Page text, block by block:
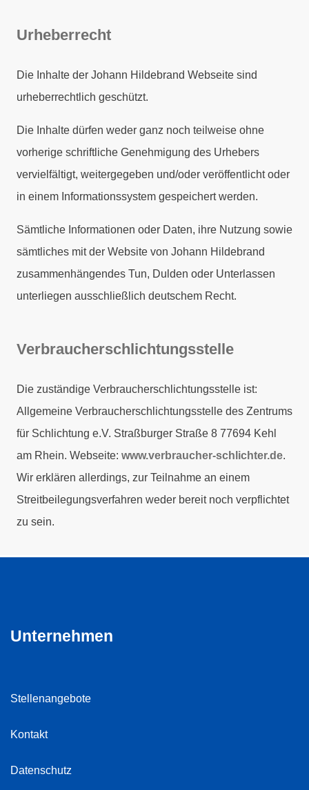
Urheberrecht
Die Inhalte der Johann Hildebrand Webseite sind
urheberrechtlich geschützt.
Die Inhalte dürfen weder ganz noch teilweise ohne
vorherige schriftliche Genehmigung des Urhebers
vervielfältigt, weitergegeben und/oder veröffentlicht oder
in einem Informationssystem gespeichert werden.
Sämtliche Informationen oder Daten, ihre Nutzung sowie
sämtliches mit der Website von Johann Hildebrand
zusammenhängendes Tun, Dulden oder Unterlassen
unterliegen ausschließlich deutschem Recht.
Verbraucherschlichtungsstelle
Die zuständige Verbraucherschlichtungsstelle ist:
Allgemeine Verbraucherschlichtungsstelle des Zentrums
für Schlichtung e.V. Straßburger Straße 8 77694 Kehl
am Rhein. Webseite: www.verbraucher-schlichter.de.
Wir erklären allerdings, zur Teilnahme an einem
Streitbeilegungsverfahren weder bereit noch verpflichtet
zu sein.
Unternehmen
Stellenangebote
Kontakt
Datenschutz